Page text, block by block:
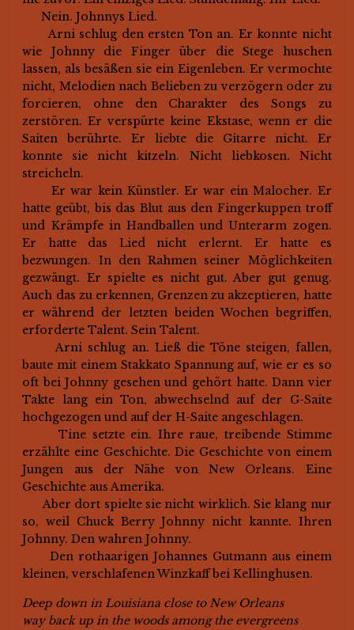
Nein. Johnnys Lied.
Arni schlug den ersten Ton an. Er konnte nicht
wie Johnny die Finger über die Stege huschen
lassen, als besäßen sie ein Eigenleben. Er vermochte
nicht, Melodien nach Belieben zu verzögern oder zu
forcieren, ohne den Charakter des Songs zu
zerstören. Er verspürte keine Ekstase, wenn er die
Saiten berührte. Er liebte die Gitarre nicht. Er
konnte sie nicht kitzeln. Nicht liebkosen. Nicht
streicheln.
Er war kein Künstler. Er war ein Malocher. Er
hatte geübt, bis das Blut aus den Fingerkuppen troff
und Krämpfe in Handballen und Unterarm zogen.
Er hatte das Lied nicht erlernt. Er hatte es
bezwungen. In den Rahmen seiner Möglichkeiten
gezwängt. Er spielte es nicht gut. Aber gut genug.
Auch das zu erkennen, Grenzen zu akzeptieren, hatte
er während der letzten beiden Wochen begriffen,
erforderte Talent. Sein Talent.
Arni schlug an. Ließ die Töne steigen, fallen,
baute mit einem Stakkato Spannung auf, wie er es so
oft bei Johnny gesehen und gehört hatte. Dann vier
Takte lang ein Ton, abwechselnd auf der G-Saite
hochgezogen und auf der H-Saite angeschlagen.
Tine setzte ein. Ihre raue, treibende Stimme
erzählte eine Geschichte. Die Geschichte von einem
Jungen aus der Nähe von New Orleans. Eine
Geschichte aus Amerika.
Aber dort spielte sie nicht wirklich. Sie klang nur
so, weil Chuck Berry Johnny nicht kannte. Ihren
Johnny. Den wahren Johnny.
Den rothaarigen Johannes Gutmann aus einem
kleinen, verschlafenen Winzkaff bei Kellinghusen.
Deep down in Louisiana close to New Orleans
way back up in the woods among the evergreens